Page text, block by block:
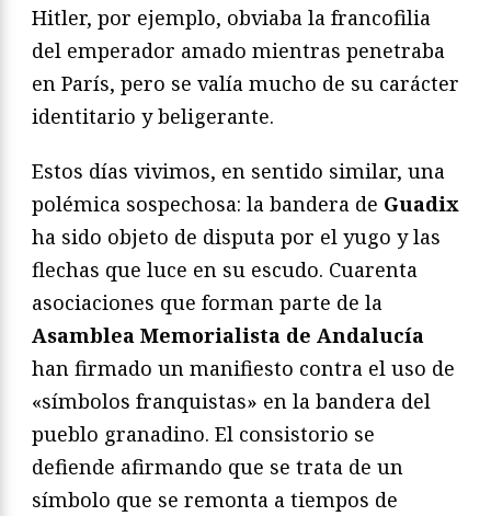
Hitler, por ejemplo, obviaba la francofilia
del emperador amado mientras penetraba
en París, pero se valía mucho de su carácter
identitario y beligerante.
Estos días vivimos, en sentido similar, una
polémica sospechosa: la bandera de Guadix
ha sido objeto de disputa por el yugo y las
flechas que luce en su escudo. Cuarenta
asociaciones que forman parte de la
Asamblea Memorialista de Andalucía
han firmado un manifiesto contra el uso de
«símbolos franquistas» en la bandera del
pueblo granadino. El consistorio se
defiende afirmando que se trata de un
símbolo que se remonta a tiempos de